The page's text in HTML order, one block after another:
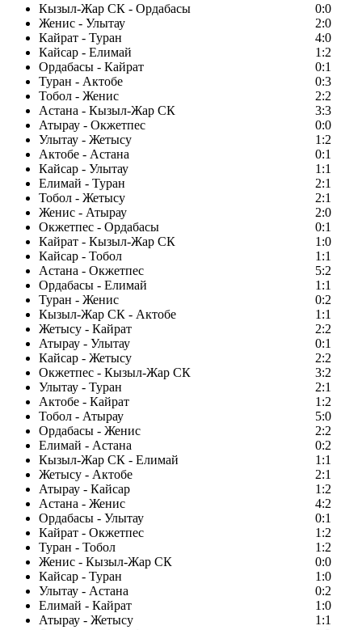
Кызыл-Жар СК - Ордабасы
0:0
Женис - Улытау
2:0
Кайрат - Туран
4:0
Кайсар - Елимай
1:2
Ордабасы - Кайрат
0:1
Туран - Актобе
0:3
Тобол - Женис
2:2
Астана - Кызыл-Жар СК
3:3
Атырау - Окжетпес
0:0
Улытау - Жетысу
1:2
Актобе - Астана
0:1
Кайсар - Улытау
1:1
Елимай - Туран
2:1
Тобол - Жетысу
2:1
Женис - Атырау
2:0
Окжетпес - Ордабасы
0:1
Кайрат - Кызыл-Жар СК
1:0
Кайсар - Тобол
1:1
Астана - Окжетпес
5:2
Ордабасы - Елимай
1:1
Туран - Женис
0:2
Кызыл-Жар СК - Актобе
1:1
Жетысу - Кайрат
2:2
Атырау - Улытау
0:1
Кайсар - Жетысу
2:2
Окжетпес - Кызыл-Жар СК
3:2
Улытау - Туран
2:1
Актобе - Кайрат
1:2
Тобол - Атырау
5:0
Ордабасы - Женис
2:2
Елимай - Астана
0:2
Кызыл-Жар СК - Елимай
1:1
Жетысу - Актобе
2:1
Атырау - Кайсар
1:2
Астана - Женис
4:2
Ордабасы - Улытау
0:1
Кайрат - Окжетпес
1:2
Туран - Тобол
1:2
Женис - Кызыл-Жар СК
0:0
Кайсар - Туран
1:0
Улытау - Астана
0:2
Елимай - Кайрат
1:0
Атырау - Жетысу
1:1